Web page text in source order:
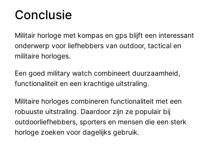
Conclusie
Militair horloge met kompas en gps blijft een interessant
onderwerp voor liefhebbers van outdoor, tactical en
militaire horloges.
Een goed military watch combineert duurzaamheid,
functionaliteit en een krachtige uitstraling.
Militaire horloges combineren functionaliteit met een
robuuste uitstraling. Daardoor zijn ze populair bij
outdoorliefhebbers, sporters en mensen die een sterk
horloge zoeken voor dagelijks gebruik.